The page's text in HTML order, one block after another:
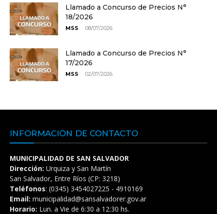
Llamado a Concurso de Precios N°
18/2026
MSS - 08/07/2026
Llamado a Concurso de Precios N°
17/2026
MSS - 02/07/2026
INFORMACIÓN DE CONTACTO
MUNICIPALIDAD DE SAN SALVADOR
Dirección: Urquiza y San Martín
San Salvador, Entre Ríos (CP: 3218)
Teléfonos: (0345) 3454027225 - 4910169
Email: municipalidad@sansalvadorer.gov.ar
Horario: Lun. a Vie de 6:30 a 12:30 hs.